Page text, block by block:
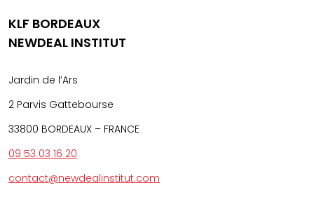
KLF BORDEAUX
NEWDEAL INSTITUT
Jardin de l’Ars
2 Parvis Gattebourse
33800 BORDEAUX – FRANCE
09 53 03 16 20
contact@newdealinstitut.com